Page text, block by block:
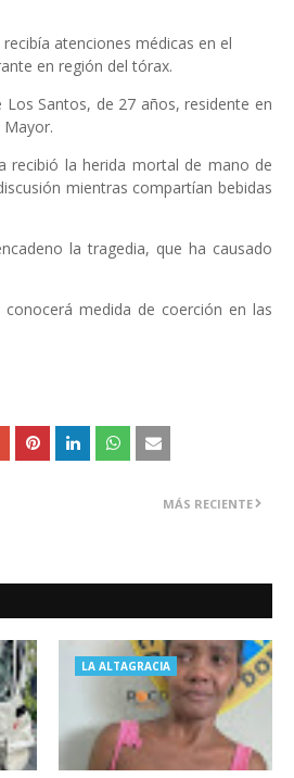
atenciones médicas en el
en región del tórax.
Santos, de 27 años, residente en
recibió la herida mortal de mano de
mientras compartían bebidas
la tragedia, que ha causado
medida de coerción en las
MÁS RECIENTE
LA ALTAGRACIA